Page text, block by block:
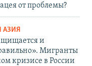
от проблемы?
АЗИЯ
и
Мигранты
кризисе в России